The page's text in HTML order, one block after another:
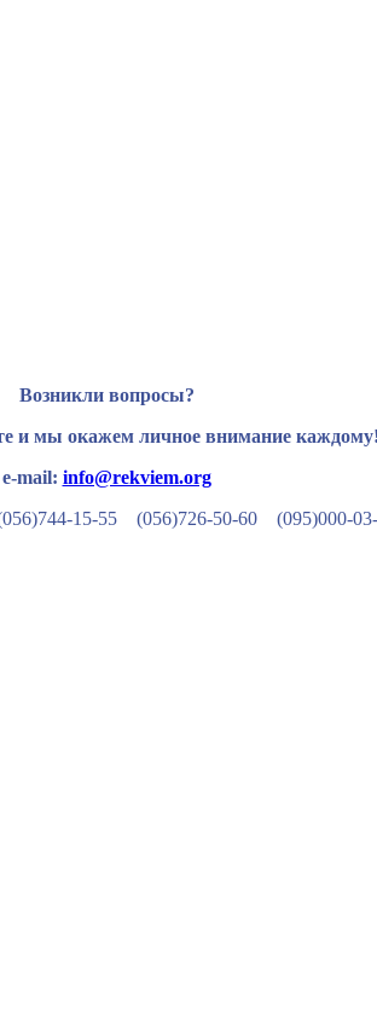
Возникли вопросы?
и мы окажем личное внимание каждому!
e-mail: info@rekviem.org
15-55 (056)726-50-60 (095)000-